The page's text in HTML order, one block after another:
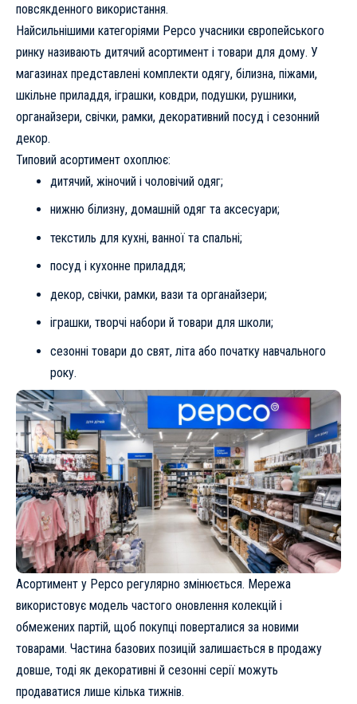
повсякденного використання.
Найсильнішими категоріями Pepco учасники європейського
ринку називають дитячий асортимент і товари для дому. У
магазинах представлені комплекти одягу, білизна, піжами,
шкільне приладдя, іграшки, ковдри, подушки, рушники,
органайзери, свічки, рамки, декоративний посуд і сезонний
декор.
Типовий асортимент охоплює:
дитячий, жіночий і чоловічий одяг;
нижню білизну, домашній одяг та аксесуари;
текстиль для кухні, ванної та спальні;
посуд і кухонне приладдя;
декор, свічки, рамки, вази та органайзери;
іграшки, творчі набори й товари для школи;
сезонні товари до свят, літа або початку навчального
року.
Асортимент у Pepco регулярно змінюється. Мережа
використовує модель частого оновлення колекцій і
обмежених партій, щоб покупці поверталися за новими
товарами. Частина базових позицій залишається в продажу
довше, тоді як декоративні й сезонні серії можуть
продаватися лише кілька тижнів.